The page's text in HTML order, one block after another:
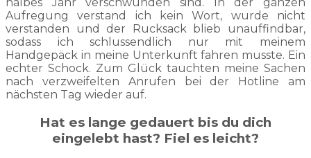
Aufregung verstand ich kein Wort, wurde nicht
verstanden und der Rucksack blieb unauffindbar,
sodass ich schlussendlich nur mit meinem
Handgepäck in meine Unterkunft fahren musste. Ein
echter Schock. Zum Glück tauchten meine Sachen
nach verzweifelten Anrufen bei der Hotline am
nächsten Tag wieder auf.
Hat es lange gedauert bis du dich
eingelebt hast? Fiel es leicht?